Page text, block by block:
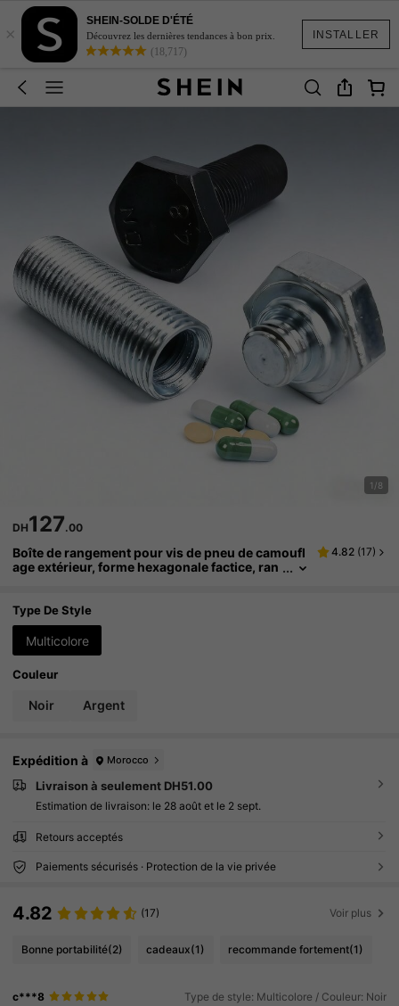
INSTALLER
×
SHEIN-SOLDE D'ÉTÉ
Découvrez les dernières tendances à bon prix.
(18,717)
1/8
DH127.00
Boîte de rangement pour vis de pneu de camoufl
age extérieur, forme hexagonale factice, ran
e, convient pour la maison, la voiture, l'extérieur,
de taille compacte, sûre et discrète, élément de r
angement pratique et créatif, rangement sécuris
é pour les objets de valeur
4.82 (17)
Type De Style
Multicolore
Couleur
Noir Argent
Expédition à Morocco
Livraison à seulement DH51.00
Estimation de livraison: le 28 août et le 2 sept.
Retours acceptés
Paiements sécurisés · Protection de la vie privée
4.82 (17) Voir plus
Bonne portabilité(2) cadeaux(1) recommande fortement(1)
c***8 Type de style: Multicolore / Couleur: Noir